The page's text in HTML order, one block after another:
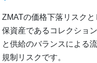
ZMATの価格下落リスク
保資産であるコレクショ
と供給のバランスによる
規制リスクです。